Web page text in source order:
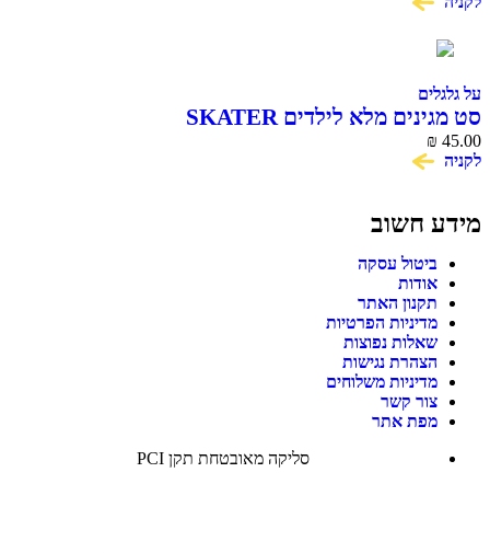
על גלגלים
סט מגינים מלא לילדים SKATER
₪ 45.00
לקניה
מידע חשוב
ביטול עסקה
אודות
תקנון האתר
מדיניות הפרטיות
שאלות נפוצות
הצהרת נגישות
מדיניות משלוחים
צור קשר
מפת אתר
סליקה מאובטחת תקן PCI